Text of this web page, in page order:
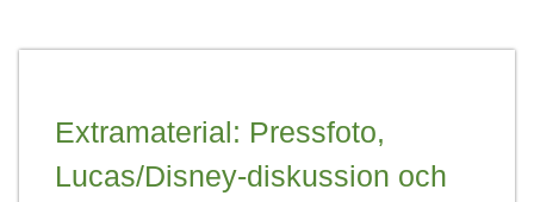
Extramaterial: Pressfoto,
Lucas/Disney-diskussion och